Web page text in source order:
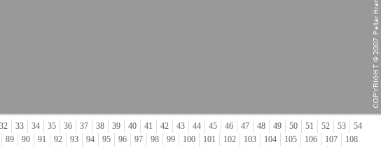
32 33 34 35 36 37 38 39 40 41 42 43 44 45 46 47 48 49 50 51 52 53
54
89 90 91 92 93 94 95 96 97 98 99 100 101 102 103 104 105 106 107
108